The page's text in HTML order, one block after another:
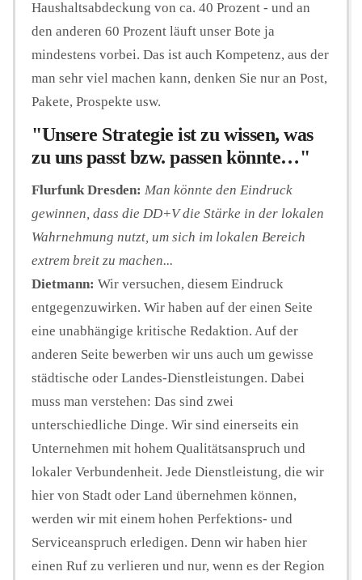
Haushaltsabdeckung von ca. 40 Prozent - und an
den anderen 60 Prozent läuft unser Bote ja
mindestens vorbei. Das ist auch Kompetenz, aus der
man sehr viel machen kann, denken Sie nur an Post,
Pakete, Prospekte usw.
"Unsere Strategie ist zu wissen, was
zu uns passt bzw. passen könnte…"
Flurfunk Dresden: Man könnte den Eindruck
gewinnen, dass die DD+V die Stärke in der lokalen
Wahrnehmung nutzt, um sich im lokalen Bereich
extrem breit zu machen...
Dietmann: Wir versuchen, diesem Eindruck
entgegenzuwirken. Wir haben auf der einen Seite
eine unabhängige kritische Redaktion. Auf der
anderen Seite bewerben wir uns auch um gewisse
städtische oder Landes-Dienstleistungen. Dabei
muss man verstehen: Das sind zwei
unterschiedliche Dinge. Wir sind einerseits ein
Unternehmen mit hohem Qualitätsanspruch und
lokaler Verbundenheit. Jede Dienstleistung, die wir
hier von Stadt oder Land übernehmen können,
werden wir mit einem hohen Perfektions- und
Serviceanspruch erledigen. Denn wir haben hier
einen Ruf zu verlieren und nur, wenn es der Region